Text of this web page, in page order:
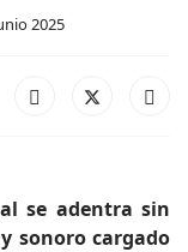
2025
se adentra sin
sonoro cargado